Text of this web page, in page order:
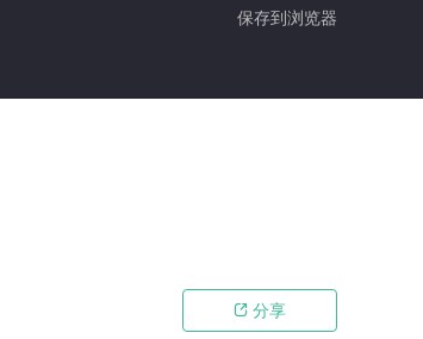
保存到浏览器
 分享